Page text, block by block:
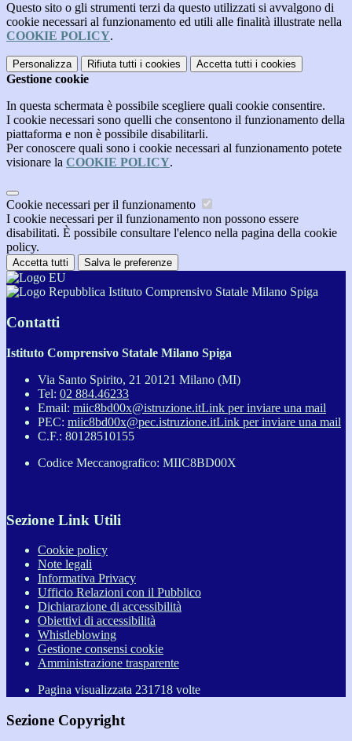
Questo sito o gli strumenti terzi da questo utilizzati si avvalgono di
cookie necessari al funzionamento ed utili alle finalità illustrate nella
COOKIE POLICY.
Personalizza Rifiuta tutti i cookies Accetta tutti i cookies
Gestione cookie
In questa schermata è possibile scegliere quali cookie consentire.
I cookie necessari sono quelli che consentono il funzionamento della
piattaforma e non è possibile disabilitarli.
Per conoscere quali sono i cookie necessari al funzionamento potete
visionare la COOKIE POLICY.
Cookie necessari per il funzionamento
I cookie necessari per il funzionamento non possono essere
disabilitati. È possibile consultare l'elenco nella pagina della cookie
policy.
Accetta tutti Salva le preferenze
Istituto Comprensivo Statale Milano Spiga
Contatti
Istituto Comprensivo Statale Milano Spiga
Via Santo Spirito, 21 20121 Milano (MI)
Tel: 02 884.46233
Email: miic8bd00x@istruzione.itLink per inviare una mail
PEC: miic8bd00x@pec.istruzione.itLink per inviare una mail
C.F.: 80128510155
Codice Meccanografico: MIIC8BD00X
Sezione Link Utili
Cookie policy
Note legali
Informativa Privacy
Ufficio Relazioni con il Pubblico
Dichiarazione di accessibilità
Obiettivi di accessibilità
Whistleblowing
Gestione consensi cookie
Amministrazione trasparente
Pagina visualizzata 231718 volte
Sezione Copyright